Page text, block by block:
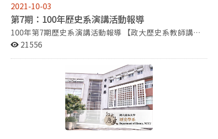
悉的土地。承蒙學校和國科會及各位師長的協助，讓我這
窮學生終能如願成行，並順利完成首次以外文發表的報
告。回想起會議時能有機緣拜見席間諸位久負盛名的大
師，總覺得自己是初生之犢，不知天高地厚。在此除了感
與同好請益、學習。會後，我除留在京都大學進行短期研
究外，亦利用假日探訪關西地區各大小博物館及紀念館。
本文即以其中一天的參訪記行，謹向各位師長及系友分享
自己所見的小小心得。 (檢視全文) 專題報導－謝宛洳 很
榮幸在2010年的10月到2011年的4月能夠由系上選派到東
京大學的總合文化研究科學習。我在東大選修了兩門課，
一門是石井剛老師的老莊思想研究；另一門是菊池秀明老
水困難，有人關節炎而走路疼痛，有人是啞巴而無法聊
天……。一個人能健康而靈活地生活著，就必須感恩。多
存感恩之心就會減少怨恨、仇視、妒忌之心，生活會更舒
明促成中國古代醫學變遷的可能動力。 這兩本著作都
由政大出版社出版，出版社表示，推廣政大人文社會科學
研究成果、提倡多元學科對話，2007年八月成立以來，
就以提高政大學術交流和社會影響力為目標，陸續出版了
翻譯審查補助，今年更將前進國際書展，對於出版社是很
本書分析治水、漕運和鹽務等政策對淮北地區的地理、河
道、水文、物產、民性及經濟和社會結構等所產生的塑造
和扭曲作用。他指出淮北地區之所以由唐宋時期的魚米之
鄉一變而為近代的窮鄉瘠壤，主要是封建中央政府以顧全
後，在大陸引起不少的討論及好評，被認為充分結合歷史
文獻和田野材料，邏輯清晰論證有力的作品。馬教授在
2009年獲選為中國教育部新世紀優秀人才，該校歴史系
過去僅張憲文教授曾獲此一榮譽，可見馬教授為大陸學界
後起之重要學者。
2021-10-03
第7期：100年歷史系演講活動報導
100年第7期歷史系演講活動報導 【政大歷史系教師講論
會】 ※演講者：楊瑞松 先生 (政治大學歷史系副教授) ※
呂紹理老師 (國立政治大學歷史系教授兼系主任) ※時
間：2011年10月17日，(星期一)，上午 10:10-12:00 ※
地 點：政大歷史系會議室(季陶樓340423) 【「台灣世
界史討論會」第十五回】 ※主講人： 陳樂元 老師 (中興
大學歷史系助理教授) ※ 講 題： 單身----十九世紀法國社
系副教授) ※ 評論人： 李尚仁 老師 (中央研究院史語所副
21556